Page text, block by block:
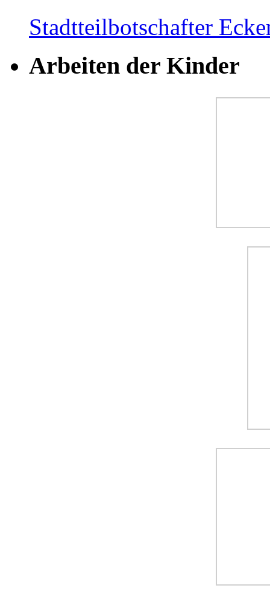
Stadtteilbotschafter
Arbeiten der Kinder